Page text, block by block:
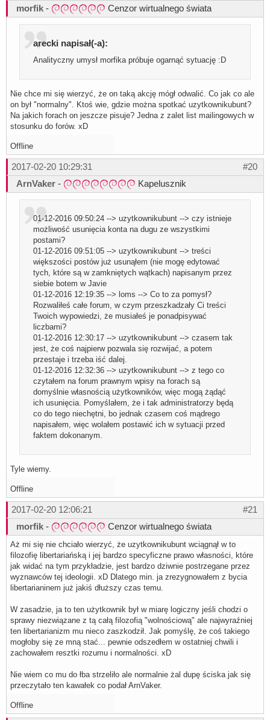
morfik - Cenzor wirtualnego świata
arecki napisał(-a):
Analityczny umysł morfika próbuje ogarnąć sytuację :D
Nie chce mi się wierzyć, że on taką akcję mógł odwalić. Co jak co ale
on był "normalny". Ktoś wie, gdzie można spotkać uzytkownikubunt?
Na jakich forach on jeszcze pisuje? Jedna z zalet list mailingowych w
stosunku do forów. xD
Offline
#20
2017-02-20 10:29:31
ArnVaker - Kapelusznik
01-12-2016 09:50:24 --> uzytkownikubunt --> czy istnieje
możliwość usunięcia konta na dugu ze wszystkimi
postami?
01-12-2016 09:51:05 --> uzytkownikubunt --> treści
większości postów już usunąłem (nie mogę edytować
tych, które są w zamkniętych wątkach) napisanym przez
siebie botem w Javie
01-12-2016 12:19:35 --> loms --> Co to za pomysł?
Rozwaliłeś całe forum, w czym przeszkadzały Ci treści
Twoich wypowiedzi, że musiałeś je ponadpisywać
liczbami?
01-12-2016 12:30:17 --> uzytkownikubunt --> czasem tak
jest, że coś najpierw pozwala się rozwijać, a potem
przestaje i trzeba iść dalej.
01-12-2016 12:32:36 --> uzytkownikubunt --> z tego co
czytałem na forum prawnym wpisy na forach są
domyślnie własnością użytkowników, więc mogą żądąć
ich usunięcia. Pomyślałem, że i tak administratorzy będą
co do tego niechętni, bo jednak czasem coś mądrego
napisałem, więc wolałem postawić ich w sytuacji przed
faktem dokonanym.
Tyle wiemy.
Offline
#21
2017-02-20 12:06:21
morfik - Cenzor wirtualnego świata
Aż mi się nie chciało wierzyć, że uzytkownikubunt wciągnął w to
filozofię libertariańską i jej bardzo specyficzne prawo własności, które
jak widać na tym przykładzie, jest bardzo dziwnie postrzegane przez
wyznawców tej ideologii. xD Dlatego min. ja zrezygnowałem z bycia
libertarianinem już jakiś dłuższy czas temu.
W zasadzie, ja to ten użytkownik był w miarę logiczny jeśli chodzi o
sprawy niezwiązane z tą całą filozofią "wolnościową" ale najwyraźniej
ten libertarianizm mu nieco zaszkodził. Jak pomyślę, że coś takiego
mogłoby się ze mną stać... pewnie odszedłem w ostatniej chwili i
zachowałem resztki rozumu i normalności. xD
Nie wiem co mu do łba strzeliło ale normalnie żal dupę ściska jak się
przeczytało ten kawałek co podał ArnVaker.
Offline